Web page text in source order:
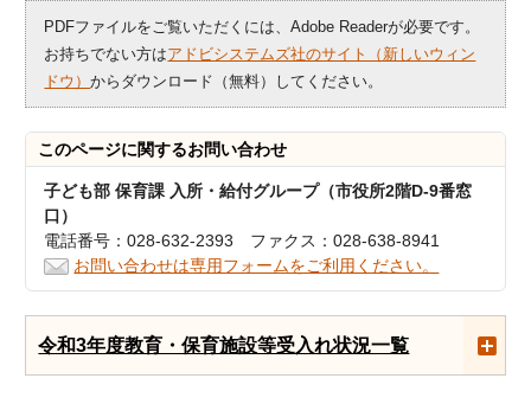
PDFファイルをご覧いただくには、Adobe Readerが必要です。
お持ちでない方はアドビシステムズ社のサイト（新しいウィン
ドウ）からダウンロード（無料）してください。
このページに関するお問い合わせ
子ども部 保育課 入所・給付グループ（市役所2階D-9番窓
口）
電話番号：028-632-2393 ファクス：028-638-8941
お問い合わせは専用フォームをご利用ください。
令和3年度教育・保育施設等受入れ状況一覧